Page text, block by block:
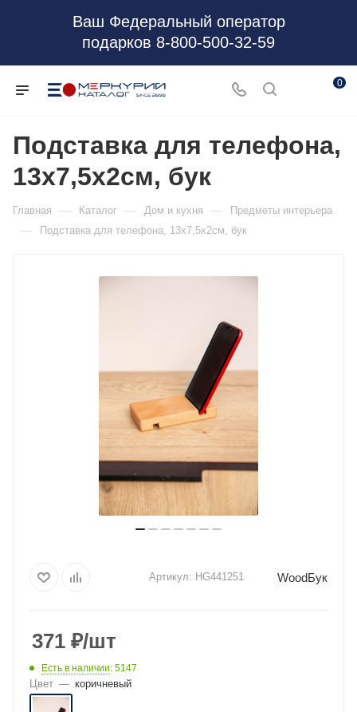
Ваш Федеральный оператор
подарков 8-800-500-32-59
0
Подставка для телефона,
13х7,5х2см, бук
Главная — Каталог — Дом и кухня — Предметы интерьера
— Подставка для телефона, 13х7,5х2см, бук
Артикул: HG441251 WoodБук
371 ₽/шт
Есть в наличии: 5147
Цвет — коричневый